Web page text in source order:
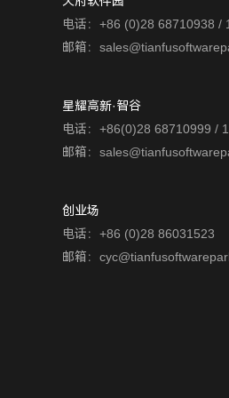
电话：+86 (0)28 68710938 /
邮箱：
星耀高新·智谷
电话：+86(0)28 68710999 /
邮箱：
创业场
电话：+86 (0)28 86031523
邮箱：